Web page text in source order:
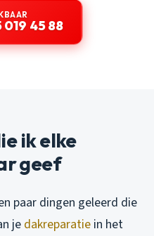
019 45 88
ik elke
geef
paar dingen geleerd die
je dakreparatie in het